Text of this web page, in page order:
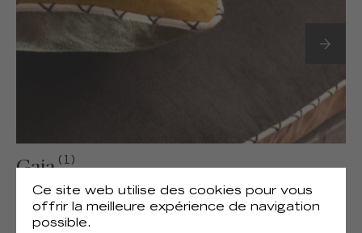
Gaia (1)
Ce site web utilise des cookies pour vous
offrir la meilleure expérience de navigation
possible.